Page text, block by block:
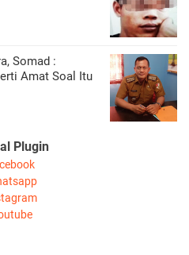
Somad :
Amat Soal Itu
Plugin